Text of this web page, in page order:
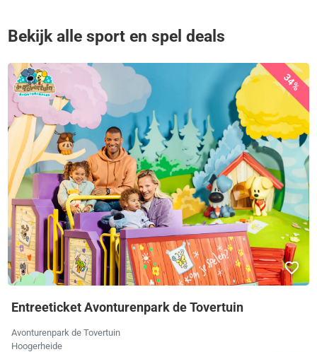
Bekijk alle sport en spel deals
34%
Entreeticket Avonturenpark de Tovertuin
Avonturenpark de Tovertuin
Hoogerheide